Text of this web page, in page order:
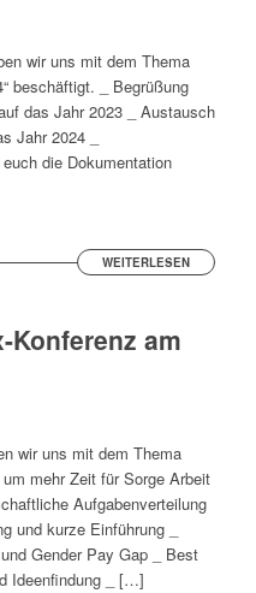
wir uns mit dem Thema
beschäftigt. _ Begrüßung
das Jahr 2023 _ Austausch
Jahr 2024 _
die Dokumentation
WEITERLESEN
Konferenz am
wir uns mit dem Thema
mehr Zeit für Sorge Arbeit
Aufgabenverteilung
und kurze Einführung _
Gender Pay Gap _ Best
Ideenfindung _ […]